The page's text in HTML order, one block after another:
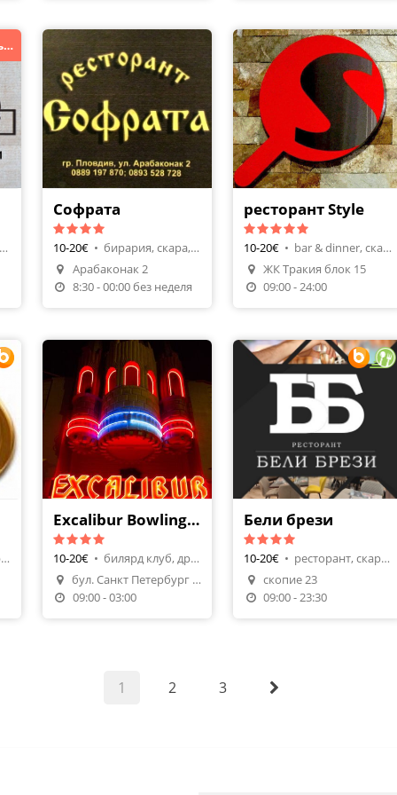
Жива музика всеки петък и събота !
скара, барбекю
Софрата
10-20€ •
бирария, скара, барбекю
Арабаконак 2
8:30 - 00:00 без неделя
ресторант Style
10-20€ •
bar & dinner, скара, барбекю
ЖК Тракия блок 15
09:00 - 24:00
ресторант, европейска
Excalibur Bowling & Bar
10-20€ •
билярд клуб, други
бул. Санкт Петербург 15
09:00 - 03:00
Направи Резервация
Поръчай Храна
Бели брези
10-20€ •
ресторант, скара, барбекю
скопие 23
09:00 - 23:30
1 2 3